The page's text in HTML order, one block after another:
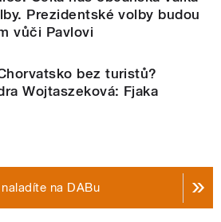
Prezidentské volby budou
vůči Pavlovi
bez turistů?
Wojtaszeková: Fjaka
na DABu